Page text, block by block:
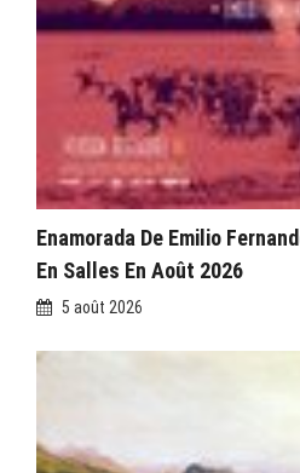
Enamorada De Emilio
En Salles En Août 2026
5 août 2026